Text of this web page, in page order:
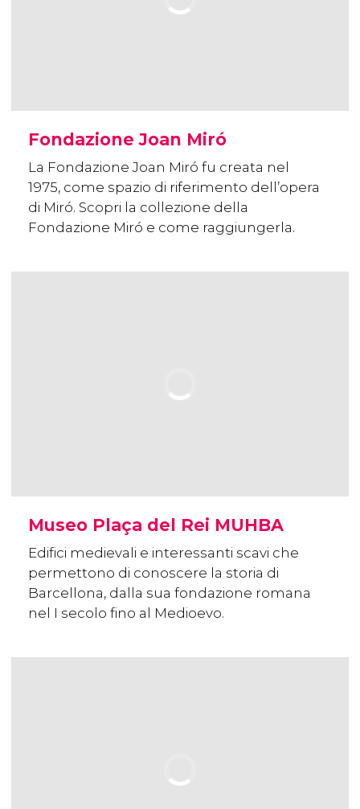
Fondazione Joan Miró
La Fondazione Joan Miró fu creata nel
1975, come spazio di riferimento dell’opera
di Miró. Scopri la collezione della
Fondazione Miró e come raggiungerla.
Museo Plaça del Rei MUHBA
Edifici medievali e interessanti scavi che
permettono di conoscere la storia di
Barcellona, dalla sua fondazione romana
nel I secolo fino al Medioevo.